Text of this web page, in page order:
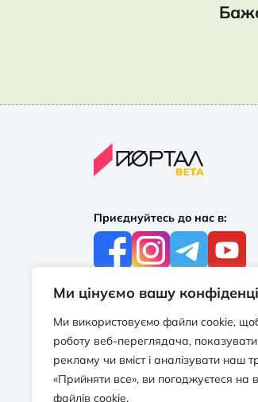
Ми цінуємо вашу
Ми використовуємо файли cookie,
роботу веб-переглядача,
рекламу чи вміст і аналізувати наш
«Прийняти все», ви погоджуєтеся на
файлів cookie.
Приєднуйтесь до нас в:
З усіх питань:
+38 097 244 16 56
info@portalbooks.com.ua
Працюємо в будні з 10:00 до
З приводу співпраці: